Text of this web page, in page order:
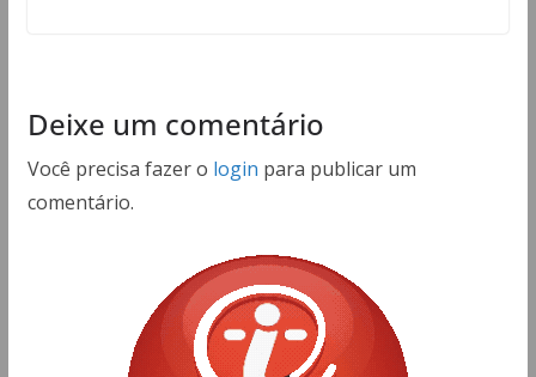
Deixe um comentário
Você precisa fazer o login para publicar um
comentário.